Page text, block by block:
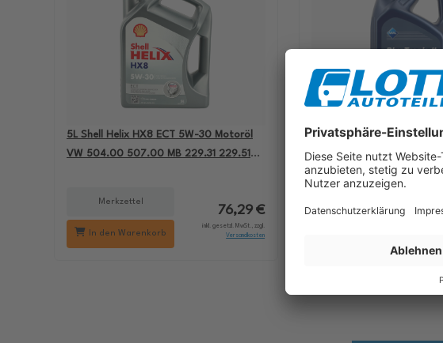
5L Shell Helix HX8 ECT 5W-30 Motoröl
VW 504.00 507.00 MB 229.31 229.51
Merkzettel
In den Warenkorb
76,29 €
inkl. gesetzl. MwSt., zzgl.
Versandkosten
4L Aral BlueTronic II 10W-
passend für Fiat 9.55535
501.01 MB 229.3